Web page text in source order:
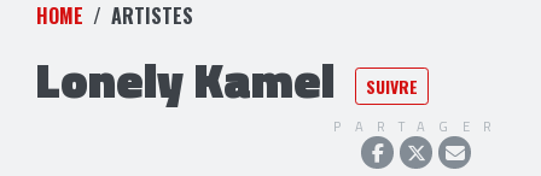
HOME ARTISTES
Lonely Kamel SUIVRE
PARTAGER